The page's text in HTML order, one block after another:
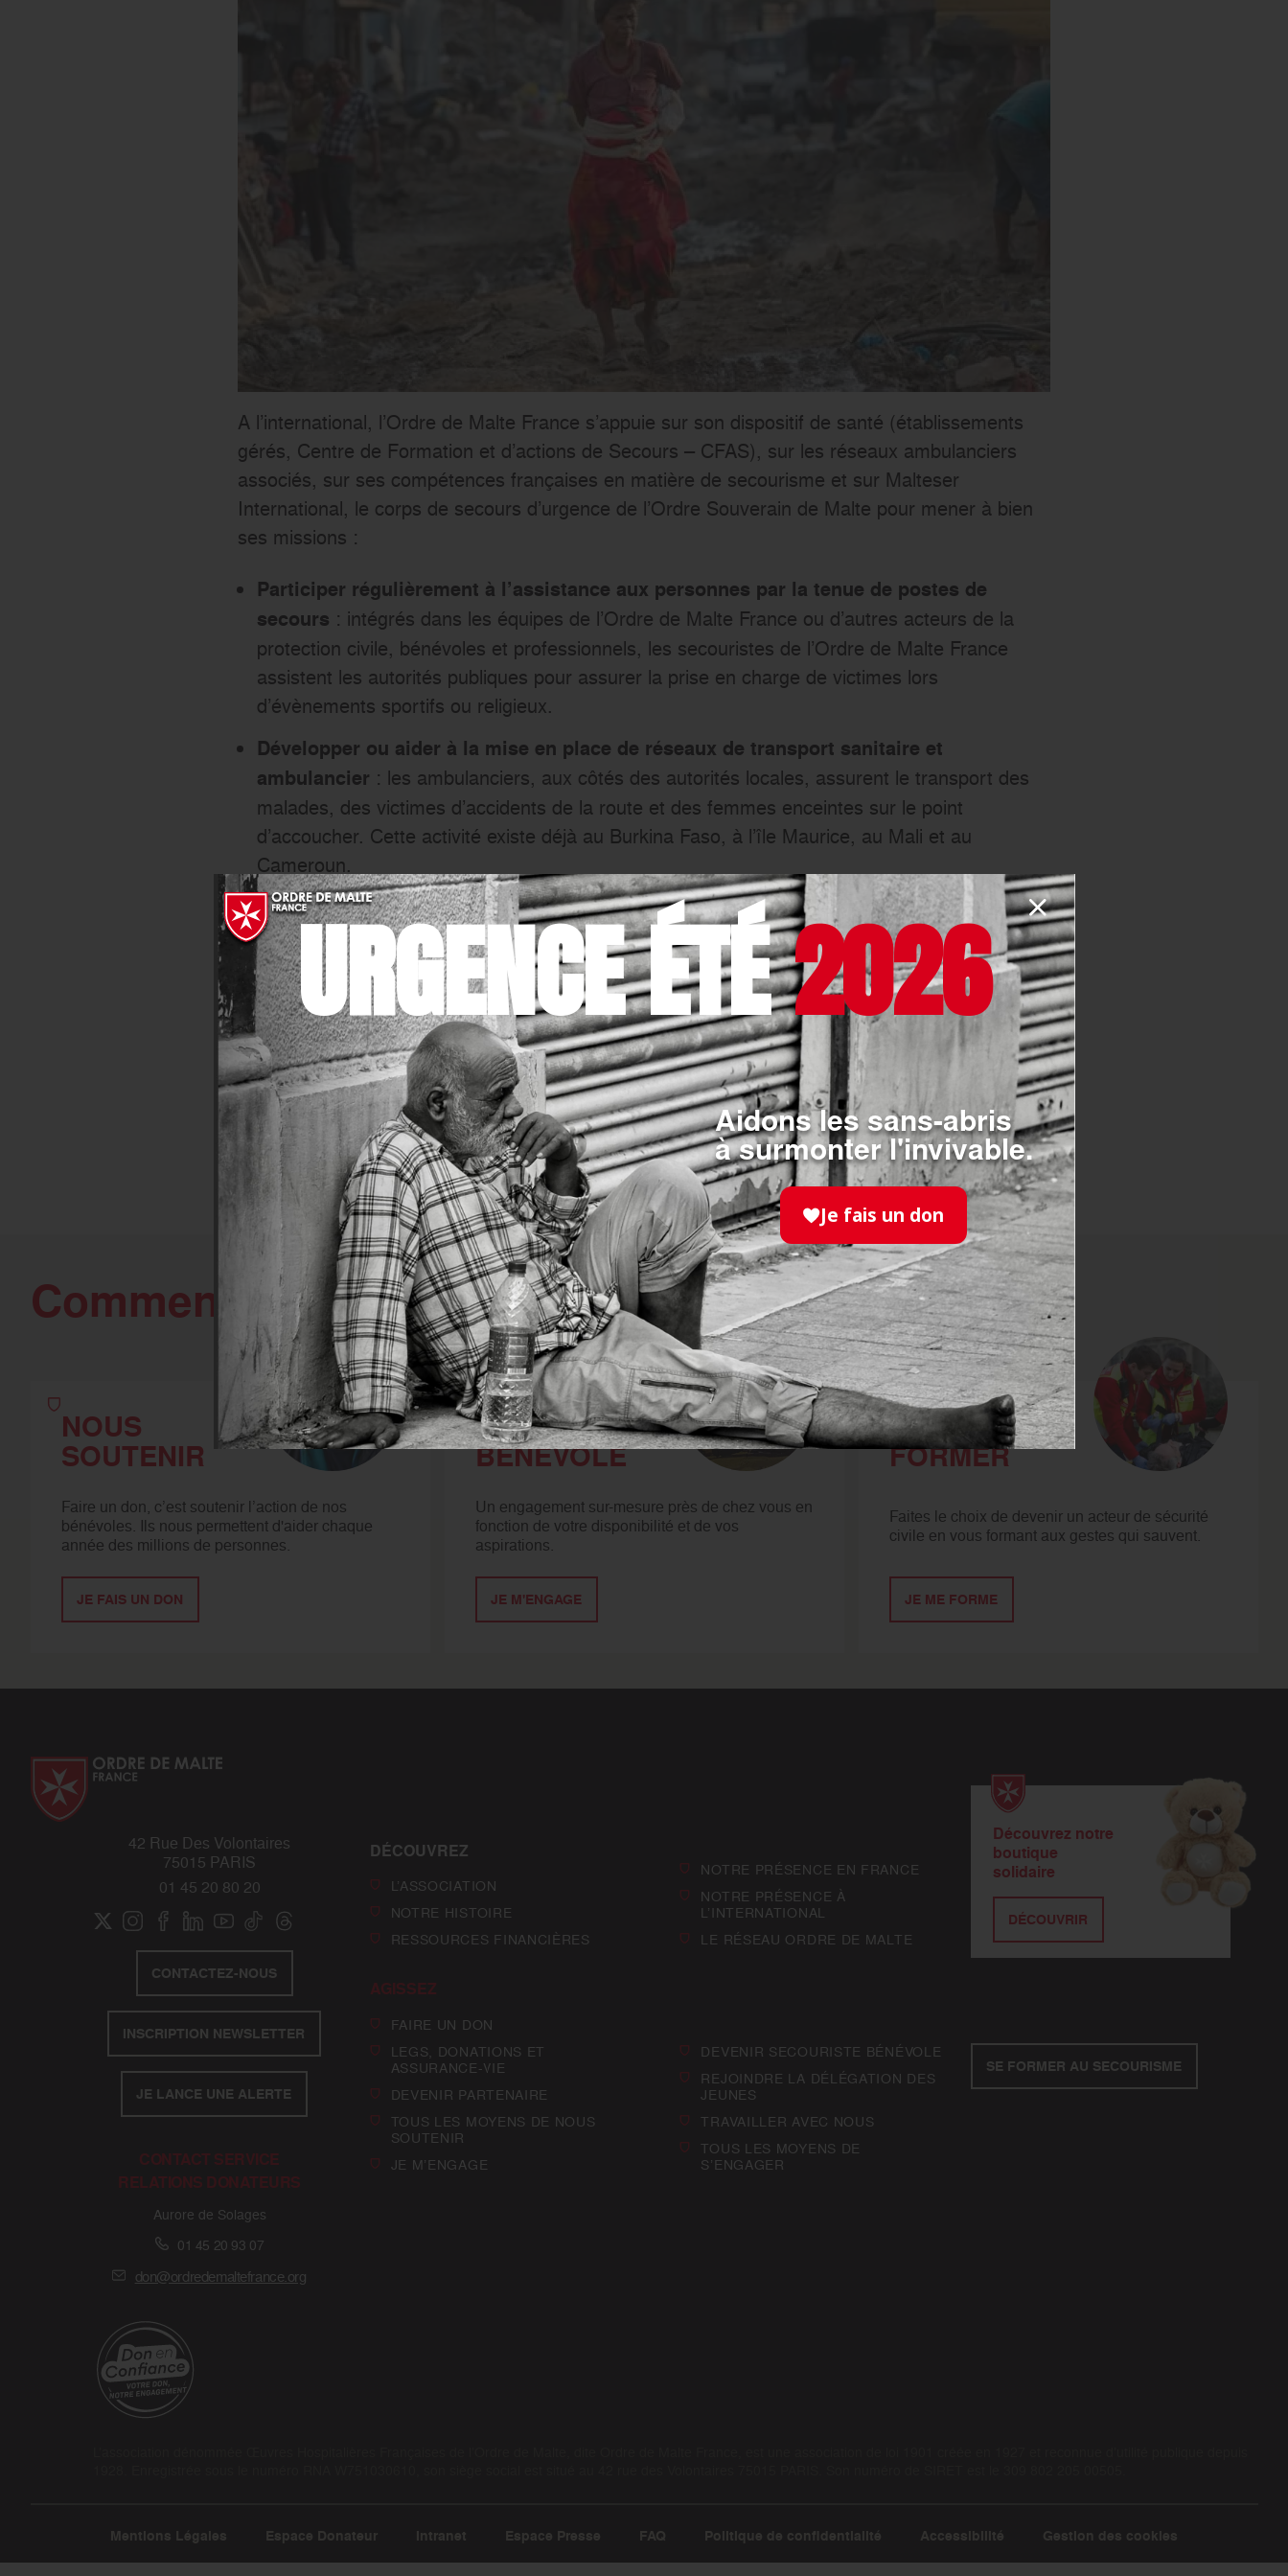
A l’international, l’Ordre de Malte France s’appuie sur son dispositif de santé (établissements
gérés, Centre de Formation et d’actions de Secours – CFAS), sur les réseaux ambulanciers
associés, sur ses compétences françaises en matière de secourisme et sur Malteser
International, le corps de secours d’urgence de l’Ordre Souverain de Malte pour mener à bien
ses missions :
Participer régulièrement à l’assistance aux personnes par la tenue de postes de
secours : intégrés dans les équipes de l’Ordre de Malte France ou d’autres acteurs de la
protection civile, bénévoles et professionnels, les secouristes de l’Ordre de Malte France
assistent les autorités publiques pour assurer la prise en charge de victimes lors
d’évènements sportifs ou religieux.
Développer ou aider à la mise en place de réseaux de transport sanitaire et
ambulancier : les ambulanciers, aux côtés des autorités locales, assurent le transport des
malades, des victimes d’accidents de la route et des femmes enceintes sur le point
d’accoucher. Cette activité existe déjà au Burkina Faso, à l’île Maurice, au Mali et au
Cameroun.
Participer à des activités d’urgence en cas de catastrophe ou de conflit: l’Ordre de
Malte France s’implique actuellement dans l’aide aux réfugiés en Irak et en Syrie au travers
de ses centres aidés mais également par des opérations spécifiques. Il a assisté les
réfugiées au Burkina Faso pendant la crise malienne de 2012 à 2013 et développé un
programme de prévention dans le cadre de l’épidémie d’Ebola en Guinée Conakry en 2015.
En avril 2017, la maternité Pavillon Sainte Fleur de Antananarivo à Madagascar a préparé et
soutenu l’action de Malteser International dans l’aide aux populations affectées et la
reconstruction du nord de l’île après le passage du cyclone Enawo.
Comment agiravec nous ?
NOUS
SOUTENIR
Faire un don, c’est soutenir l’action de nos
bénévoles. Ils nous permettent d'aider chaque
année des millions de personnes.
JE FAIS UN DON
DEVENIR
BÉNÉVOLE
Un engagement sur-mesure près de chez vous en
fonction de votre disponibilité et de vos
aspirations.
JE M'ENGAGE
SE
FORMER
Faites le choix de devenir un acteur de sécurité
civile en vous formant aux gestes qui sauvent.
JE ME FORME
42 Rue Des Volontaires
75015 PARIS
01 45 20 80 20
CONTACTEZ-NOUS
INSCRIPTION NEWSLETTER
JE LANCE UNE ALERTE
CONTACT SERVICE
RELATIONS DONATEURS
Aurore de Solages
01 45 20 93 07
don@ordredemaltefrance.org
DÉCOUVREZ
L’ASSOCIATION
NOTRE HISTOIRE
RESSOURCES FINANCIÈRES
NOTRE PRÉSENCE EN FRANCE
NOTRE PRÉSENCE À
L’INTERNATIONAL
LE RÉSEAU ORDRE DE MALTE
Découvrez notre
boutique
solidaire
DÉCOUVRIR
AGISSEZ
FAIRE UN DON
LEGS, DONATIONS ET
ASSURANCE-VIE
DEVENIR PARTENAIRE
TOUS LES MOYENS DE NOUS
SOUTENIR
JE M’ENGAGE
DEVENIR SECOURISTE BÉNÉVOLE
REJOINDRE LA DÉLÉGATION DES
JEUNES
TRAVAILLER AVEC NOUS
TOUS LES MOYENS DE
S’ENGAGER
SE FORMER AU SECOURISME
Mentions Légales Espace Donateur Intranet Espace Presse FAQ Politique de confidentialité Accessibilité Gestion des cookies
URGENCE ÉTÉ2026
Aidons les sans-abris
à surmonter l'invivable.
Je fais un don